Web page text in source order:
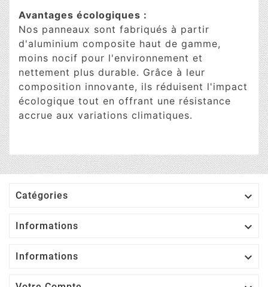
Avantages écologiques :
Nos panneaux sont fabriqués à partir
d'aluminium composite haut de gamme,
moins nocif pour l'environnement et
nettement plus durable. Grâce à leur
composition innovante, ils réduisent l'impact
écologique tout en offrant une résistance
accrue aux variations climatiques.
Catégories 
Informations 
Informations 